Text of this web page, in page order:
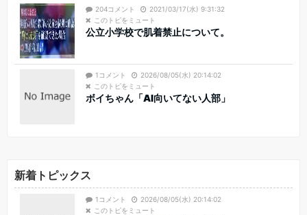
204コメント
2021/03/17(水) 9:31:32
このトピをミュート
公立小学校で肌着禁止について。
1コメント
2026/08/05(水) 20:14:02
このトピをミュート
ボイちゃん「AI向いてない人部」
新着トピックス
1コメント
2026/08/05(水) 20:14:02
このトピをミュート